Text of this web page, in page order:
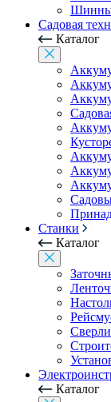
Садовая
Каталог
Станки
Каталог
Каталог